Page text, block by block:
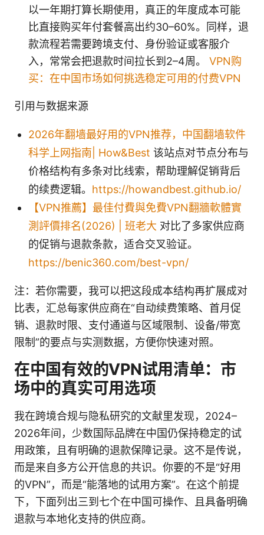
以一年期打算长期使用，真正的年度成本可能
比直接购买年付套餐高出约30–60%。同样，退
款流程若需要跨境支付、身份验证或客服介
入，常常会把退款时间拉长到2–4周。 VPN购
买：在中国市场如何挑选稳定可用的付费VPN
引用与数据来源
2026年翻墙最好用的VPN推荐，中国翻墙软件
科学上网指南| How&Best 该站点对节点分布与
价格结构有多条对比线索，帮助理解促销背后
的续费逻辑。 https://howandbest.github.io/
【VPN推薦】最佳付費與免費VPN翻牆軟體實
測評價排名(2026) | 班老大 对比了多家供应商
的促销与退款条款，适合交叉验证。
https://benic360.com/best-vpn/
注：若你需要，我可以把这段成本结构再扩展成对
比表，汇总每家供应商在“自动续费策略、首月促
销、退款时限、支付通道与区域限制、设备/带宽
限制”的要点与实测数据，方便你快速对照。
在中国有效的VPN试用清单：市
场中的真实可用选项
我在跨境合规与隐私研究的文献里发现，2024–
2026年间，少数国际品牌在中国仍保持稳定的试
用政策，且有明确的退款保障记录。这不是传说，
而是来自多方公开信息的共识。你要的不是“好用
的VPN”，而是“能落地的试用方案”。在这个前提
下，下面列出三到七个在中国可操作、且具备明确
退款与本地化支持的供应商。